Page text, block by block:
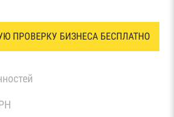
ПРОВЕРКУ БИЗНЕСА БЕСПЛАТНО